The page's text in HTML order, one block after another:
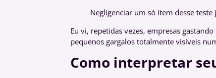
Negligenciar um só item desse
Eu vi, repetidas vezes, empresas
pequenos gargalos totalmente visíveis
Como interpretar